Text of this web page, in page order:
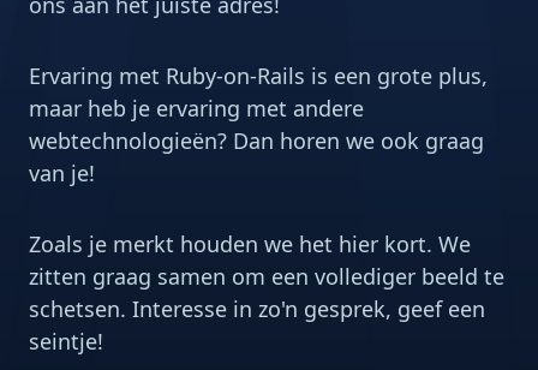
Ervaring met Ruby-on-Rails is een grote plus,
maar heb je ervaring met andere
webtechnologieën? Dan horen we ook graag
van je!
Zoals je merkt houden we het hier kort. We
zitten graag samen om een vollediger beeld te
schetsen. Interesse in zo'n gesprek, geef een
seintje!